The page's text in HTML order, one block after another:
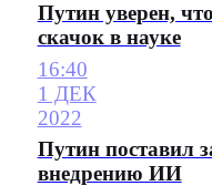
Путин уверен,
скачок в науке
16:40
1 ДЕК
2022
Путин поставил
внедрению ИИ